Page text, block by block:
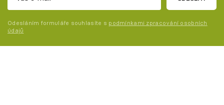
Odesláním formuláře souhlasíte s podmínkami zpracování osobních
údajů